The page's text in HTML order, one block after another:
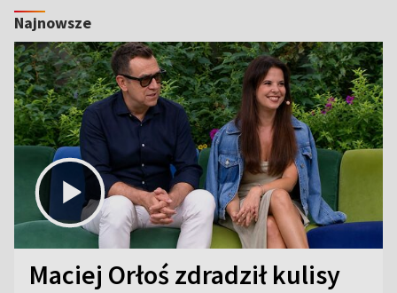
Najnowsze
Maciej Orłoś zdradził kulisy